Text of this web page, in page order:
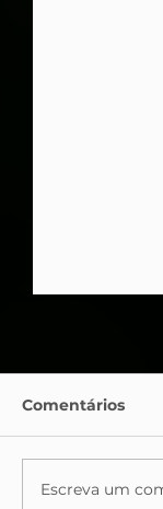
Comentários
Escreva um